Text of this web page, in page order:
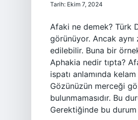
Tarih: Ekim 7, 2024
Afaki ne demek? Türk
görünüyor. Ancak
edilebilir. Buna bir
Aphakia nedir tıpta?
ispatı anlamında
Gözünüzün merceği
bulunmamasıdır. Bu
Gerektiğinde bu